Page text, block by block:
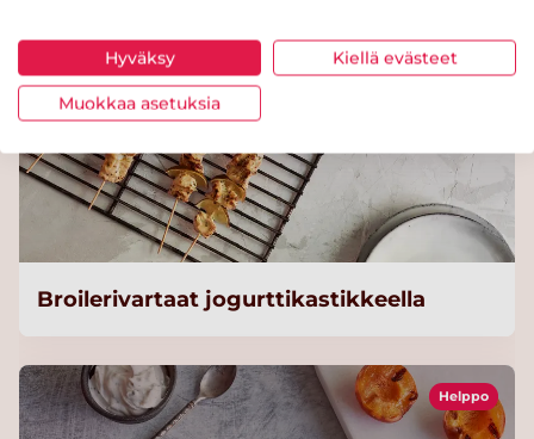
Broilerivartaat jogurttikastikkeella
Helppo
Hyväksy Kiellä evästeet
Muokkaa asetuksia